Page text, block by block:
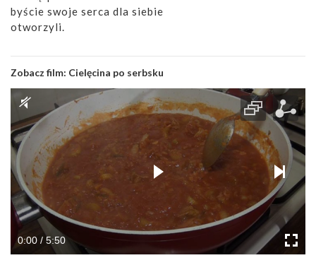
byście swoje serca dla siebie
otworzyli.
Zobacz film: Cielęcina po serbsku
0:00 / 5:50